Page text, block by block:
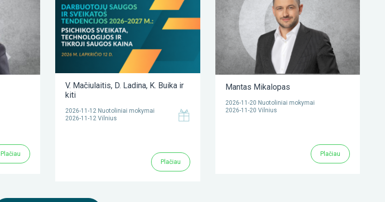
Plačiau
V. Mačiulaitis, D. Ladina, K. Buika ir
kiti
2026-11-12 Nuotoliniai mokymai
2026-11-12 Vilnius
Plačiau
Mantas Mikalopas
2026-11-20 Nuotoliniai mokymai
2026-11-20 Vilnius
Plačiau